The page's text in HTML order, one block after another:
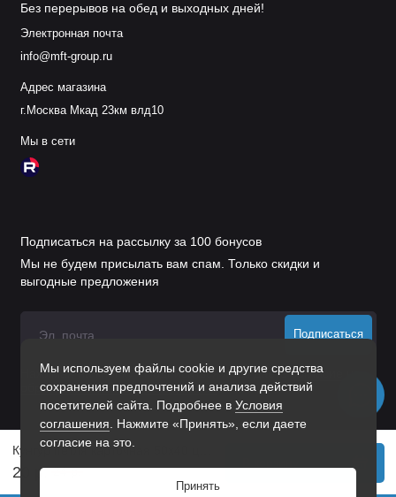
20 р. 24 р.
Мы используем файлы cookie и другие средства
сохранения предпочтений и анализа действий
посетителей сайта. Подробнее в Условия
соглашения . Нажмите «Принять», если даете
согласие на это.
Принять
Без перерывов на обед и выходных дней!
Электронная почта
info@mft-group.ru
Адрес магазина
г.Москва Мкад 23км влд10
Мы в сети
Подписаться на рассылку за 100 бонусов
Мы не будем присылать вам спам. Только скидки и
выгодные предложения
Подписаться
Нажимая на кнопку «Подписаться», Вы даетесогласие на
обработку персональных данных.